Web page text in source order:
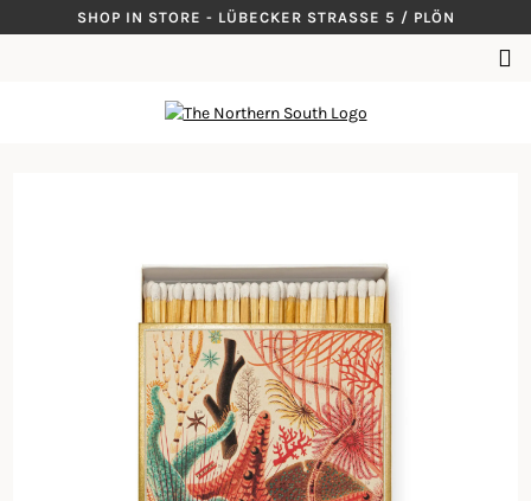
to
SHOP IN STORE - LÜBECKER STRASSE 5 / PLÖN
SUCHEN